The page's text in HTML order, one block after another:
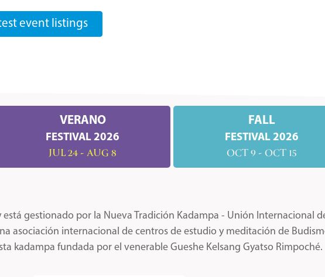
event listings
VERANO
FESTIVAL 2026
JUL 24 - AUG 8
FALL
FESTIVAL 2026
OCT 9 - OCT 15
está gestionado por la Nueva Tradición Kadampa - Unión Internacional
asociación internacional de centros de estudio y meditación de
kadampa fundada por el venerable Gueshe Kelsang Gyatso Rimpoché.